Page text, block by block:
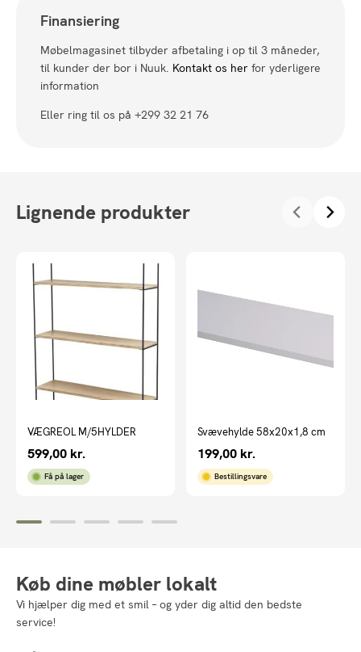
Finansiering
Møbelmagasinet tilbyder afbetaling i op til 3 måneder,
til kunder der bor i Nuuk. Kontakt os her for yderligere
information
Eller ring til os på +299 32 21 76
Lignende produkter
VÆGREOL M/5HYLDER
599,00 kr.
Få på lager
Svævehylde 58x20x1,8 cm
199,00 kr.
Bestillingsvare
Køb dine møbler lokalt
Vi hjælper dig med et smil – og yder dig altid den bedste
service!